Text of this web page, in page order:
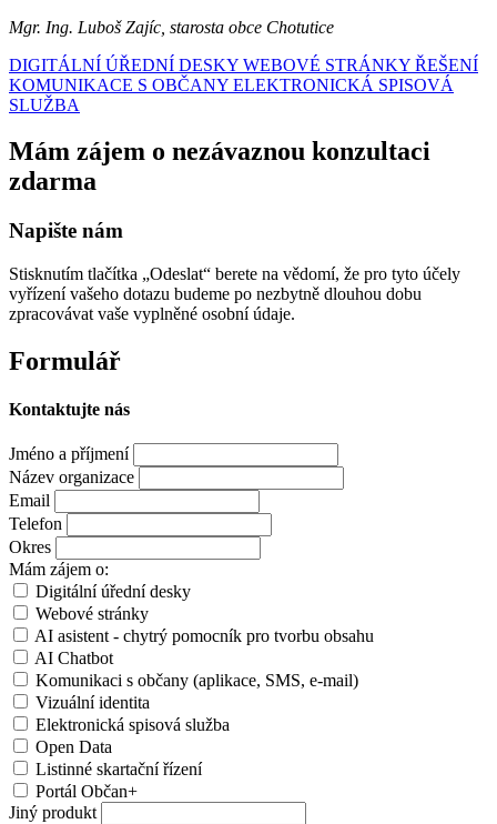
Mgr. Ing. Luboš Zajíc, starosta obce Chotutice
DIGITÁLNÍ ÚŘEDNÍ DESKY WEBOVÉ STRÁNKY ŘEŠENÍ
KOMUNIKACE S OBČANY ELEKTRONICKÁ SPISOVÁ
SLUŽBA
Mám zájem o nezávaznou konzultaci
zdarma
Napište nám
Stisknutím tlačítka „Odeslat“ berete na vědomí, že pro tyto účely
vyřízení vašeho dotazu budeme po nezbytně dlouhou dobu
zpracovávat vaše vyplněné osobní údaje.
Formulář
Kontaktujte nás
Jméno a příjmení
Název organizace
Email
Telefon
Okres
Mám zájem o:
Digitální úřední desky
Webové stránky
AI asistent - chytrý pomocník pro tvorbu obsahu
AI Chatbot
Komunikaci s občany (aplikace, SMS, e-mail)
Vizuální identita
Elektronická spisová služba
Open Data
Listinné skartační řízení
Portál Občan+
Jiný produkt